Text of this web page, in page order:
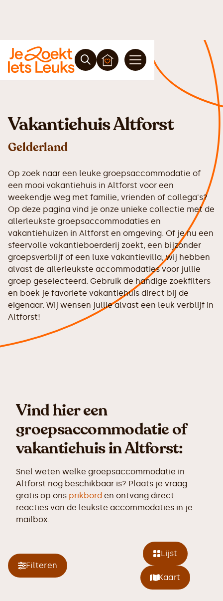
Vakantiehuis Altforst
Gelderland
Op zoek naar een leuke groepsaccommodatie of
een mooi vakantiehuis in Altforst voor een
weekendje weg met familie, vrienden of collega's?
Op deze pagina vind je onze unieke collectie met de
allerleukste groepsaccommodaties en
vakantiehuizen in Altforst en omgeving. Of je nu een
sfeervolle vakantieboerderij zoekt, een bijzonder
groepsverblijf of een luxe vakantievilla, wij hebben
alvast de allerleukste accommodaties voor jullie
groep geselecteerd. Gebruik de handige zoekfilters
en boek je favoriete vakantiehuis direct bij de
eigenaar. Wij wensen jullie alvast een leuk verblijf in
Altforst!
Vind hier een
groepsaccommodatie of
vakantiehuis in Altforst:
Snel weten welke groepsaccommodatie in
Altforst nog beschikbaar is? Plaats je vraag
gratis op ons prikbord en ontvang direct
reacties van de leukste accommodaties in je
mailbox.
Filteren
Lijst
Kaart